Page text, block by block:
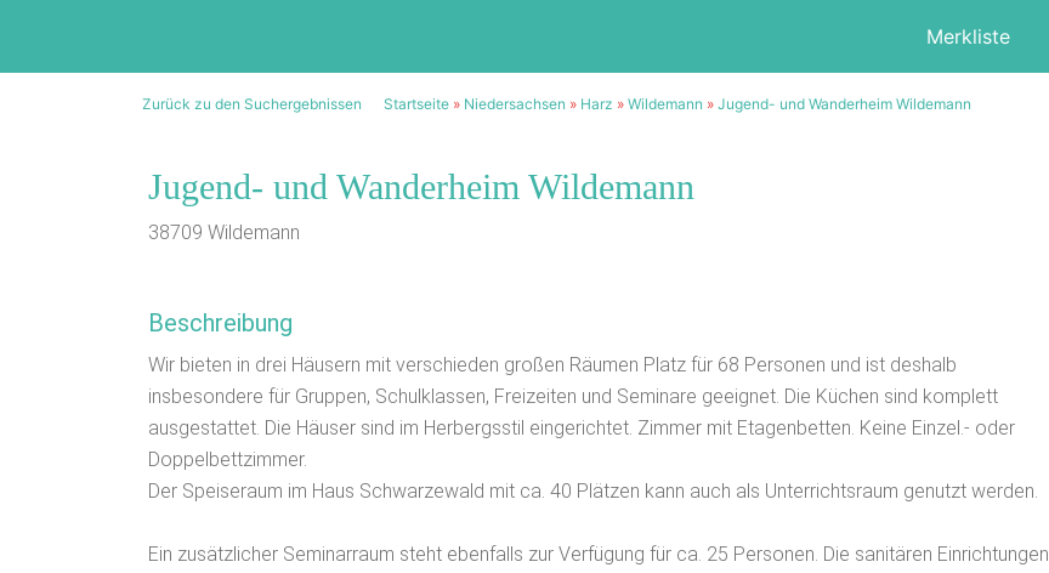
Merkliste
Zurück zu den Suchergebnissen Startseite » Niedersachsen » Harz » Wildemann » Jugend- und Wanderheim Wildemann
Jugend- und Wanderheim Wildemann
38709 Wildemann
Beschreibung
Wir bieten in drei Häusern mit verschieden großen Räumen Platz für 68 Personen und ist deshalb
insbesondere für Gruppen, Schulklassen, Freizeiten und Seminare geeignet. Die Küchen sind komplett
ausgestattet. Die Häuser sind im Herbergsstil eingerichtet. Zimmer mit Etagenbetten. Keine Einzel.- oder
Doppelbettzimmer.
Der Speiseraum im Haus Schwarzewald mit ca. 40 Plätzen kann auch als Unterrichtsraum genutzt werden.
Ein zusätzlicher Seminarraum steht ebenfalls zur Verfügung für ca. 25 Personen. Die sanitären Einrichtungen